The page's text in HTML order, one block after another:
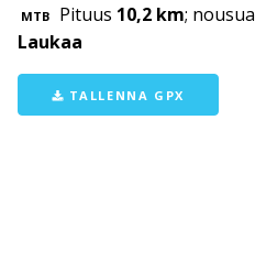
MTB Pituus 10,2 km; nousua
Laukaa
TALLENNA GPX